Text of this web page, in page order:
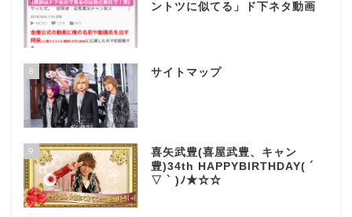
ントツに似てる」ド下ネタ動画
8 サイトマップ
9
喜矢武豊(喜屋武豊、キャン
豊)34th HAPPYBIRTHDAY( ´
▽ ` )ﾉ★☆☆